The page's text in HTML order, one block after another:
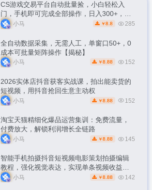
CS游戏交易平台自动批量捡，小白轻松入
门，手机即可完成全部操作，日入300+，轻
松副业【揭秘】
小马 ￥ 8.8 285
全自动数据采集，无需人工，单窗口50+，0
成本可批量矩阵操作【揭秘】
小马 ￥ 8.88 152
2026实体店抖音获客实战课，拍出能卖货的
短视频，用抖音抢回生意主动权
小马 ￥ 8.88 152
淘宝天猫精细化爆品运营集训：免费流量，
付费放大，解锁利润增长全链路
小马 ￥ 8.88 145
智能手机拍摄抖音短视频电影策划拍摄编辑
教程，强化视觉表达，实现单条视频收益破
1k
小马 ￥ 8.88 142